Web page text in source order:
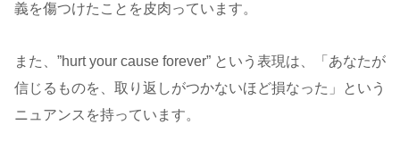
義を傷つけたことを皮肉っています。
また、”hurt your cause forever” という表現は、「あなたが
信じるものを、取り返しがつかないほど損なった」という
ニュアンスを持っています。